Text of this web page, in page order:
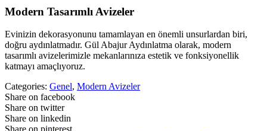
Modern Tasarımlı Avizeler
Evinizin dekorasyonunu tamamlayan en önemli unsurlardan biri,
doğru aydınlatmadır. Gül Abajur Aydınlatma olarak, modern
tasarımlı avizelerimizle mekanlarınıza estetik ve fonksiyonellik
katmayı amaçlıyoruz.
Categories: Genel, Modern Avizeler
Share on facebook
Share on twitter
Share on linkedin